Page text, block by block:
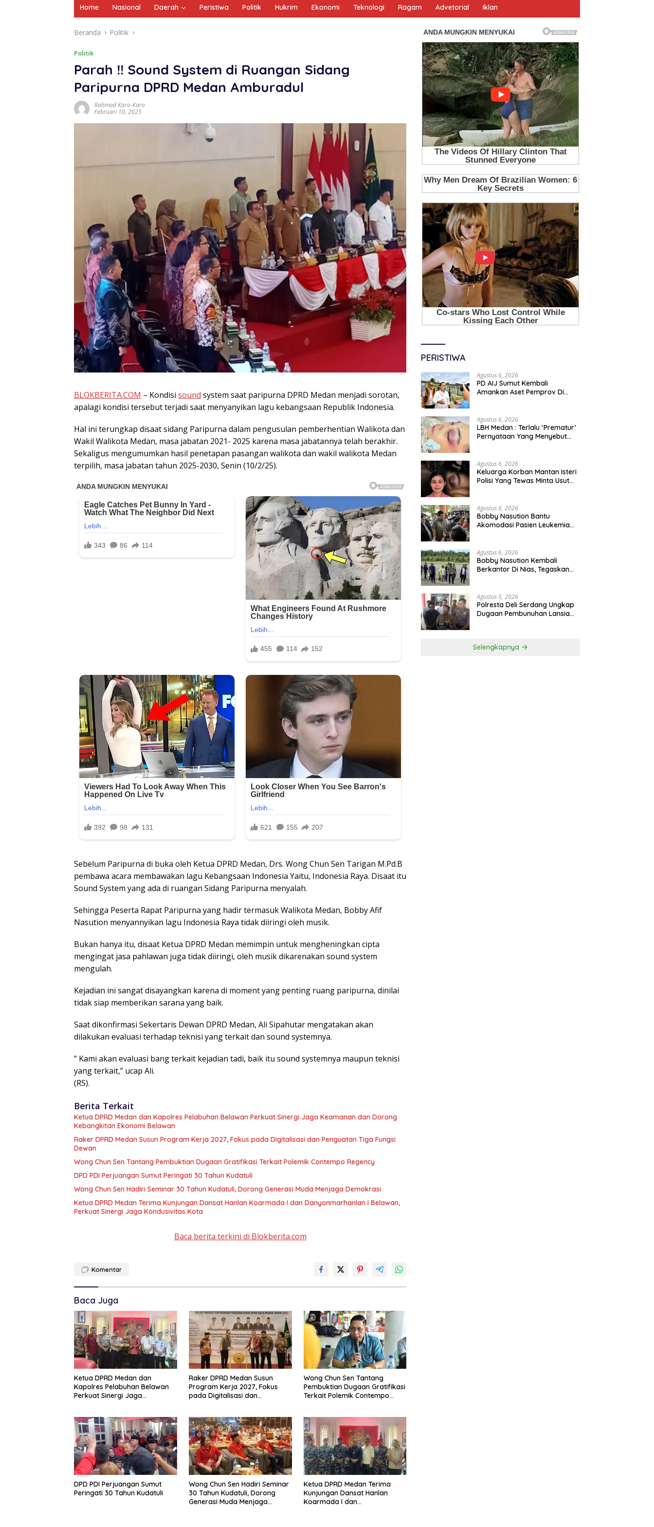
Home Nasional Daerah Peristiwa Politik Hukrim Ekonomi Teknologi Ragam Advetorial Iklan
Beranda Politik
Politik
Parah !! Sound System di Ruangan Sidang
Paripurna DPRD Medan Amburadul
Rahmad Karo-Karo
Februari 10, 2025
BLOKBERITA.COM – Kondisi sound system saat paripurna DPRD Medan menjadi sorotan,
apalagi kondisi tersebut terjadi saat menyanyikan lagu kebangsaan Republik Indonesia.
Hal ini terungkap disaat sidang Paripurna dalam pengusulan pemberhentian Walikota dan
Wakil Walikota Medan, masa jabatan 2021- 2025 karena masa jabatannya telah berakhir.
Sekaligus mengumumkan hasil penetapan pasangan walikota dan wakil walikota Medan
terpilih, masa jabatan tahun 2025-2030, Senin (10/2/25).
Sebelum Paripurna di buka oleh Ketua DPRD Medan, Drs. Wong Chun Sen Tarigan M.Pd.B
pembawa acara membawakan lagu Kebangsaan Indonesia Yaitu, Indonesia Raya. Disaat itu
Sound System yang ada di ruangan Sidang Paripurna menyalah.
Sehingga Peserta Rapat Paripurna yang hadir termasuk Walikota Medan, Bobby Afif
Nasution menyannyikan lagu Indonesia Raya tidak diiringi oleh musik.
Bukan hanya itu, disaat Ketua DPRD Medan memimpin untuk mengheningkan cipta
mengingat jasa pahlawan juga tidak diiringi, oleh musik dikarenakan sound system
mengulah.
Kejadian ini sangat disayangkan karena di moment yang penting ruang paripurna, dinilai
tidak siap memberikan sarana yang baik.
Saat dikonfirmasi Sekertaris Dewan DPRD Medan, Ali Sipahutar mengatakan akan
dilakukan evaluasi terhadap teknisi yang terkait dan sound systemnya.
” Kami akan evaluasi bang terkait kejadian tadi, baik itu sound systemnya maupun teknisi
yang terkait,” ucap Ali.
(RS).
Berita Terkait
Ketua DPRD Medan dan Kapolres Pelabuhan Belawan Perkuat Sinergi Jaga Keamanan dan Dorong
Kebangkitan Ekonomi Belawan
Raker DPRD Medan Susun Program Kerja 2027, Fokus pada Digitalisasi dan Penguatan Tiga Fungsi
Dewan
Wong Chun Sen Tantang Pembuktian Dugaan Gratifikasi Terkait Polemik Contempo Regency
DPD PDI Perjuangan Sumut Peringati 30 Tahun Kudatuli
Wong Chun Sen Hadiri Seminar 30 Tahun Kudatuli, Dorong Generasi Muda Menjaga Demokrasi
Ketua DPRD Medan Terima Kunjungan Dansat Hanlan Koarmada I dan Danyonmarhanlan I Belawan,
Perkuat Sinergi Jaga Kondusivitas Kota
Baca berita terkini di Blokberita.com
Komentar
Baca Juga
Ketua DPRD Medan dan
Kapolres Pelabuhan Belawan
Perkuat Sinergi Jaga
Raker DPRD Medan Susun
Program Kerja 2027, Fokus
pada Digitalisasi dan
Wong Chun Sen Tantang
Pembuktian Dugaan Gratifikasi
Terkait Polemik Contempo
DPD PDI Perjuangan Sumut
Peringati 30 Tahun Kudatuli
Wong Chun Sen Hadiri Seminar
30 Tahun Kudatuli, Dorong
Generasi Muda Menjaga
Ketua DPRD Medan Terima
Kunjungan Dansat Hanlan
Koarmada I dan
PERISTIWA
Agustus 6, 2026
PD AIJ Sumut Kembali
Amankan Aset Pemprov Di
Agustus 6, 2026
LBH Medan : Terlalu ‘Prematur’
Pernyataan Yang Menyebut
Agustus 6, 2026
Keluarga Korban Mantan Isteri
Polisi Yang Tewas Minta Usut
Agustus 6, 2026
Bobby Nasution Bantu
Akomodasi Pasien Leukemia
Agustus 6, 2026
Bobby Nasution Kembali
Berkantor Di Nias, Tegaskan
Agustus 5, 2026
Polresta Deli Serdang Ungkap
Dugaan Pembunuhan Lansia
Selengkapnya